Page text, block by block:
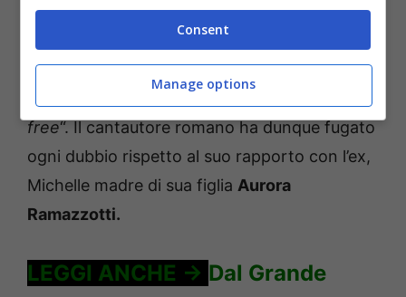
Eros attraverso i social ha dichiarato: “Questo
è un paparazzo che mi sta fotografando con
un’amica. Non è la mia fidanzata. Enon sono
fidanzato. Sono libero
. Libero: free, free,
free“. Il cantautore romano ha dunque fugato
ogni dubbio rispetto al suo rapporto con l’ex,
Michelle madre di sua figlia Aurora
Ramazzotti.
LEGGI ANCHE -> Dal Grande
Consent
Manage options